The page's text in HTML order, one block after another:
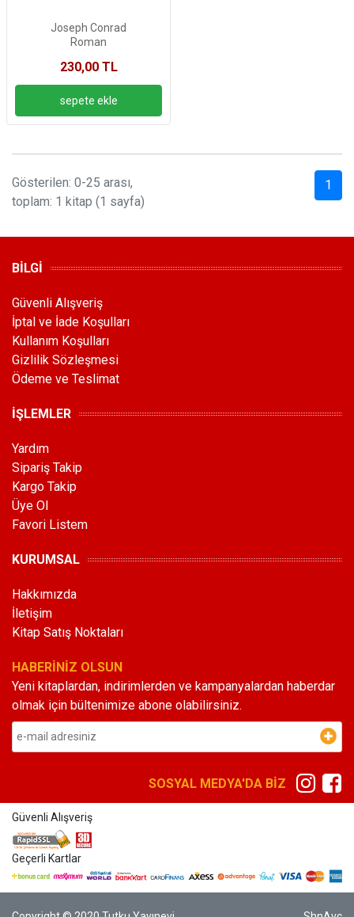
Joseph Conrad
Roman
230,00 TL
Gösterilen: 0-25 arası,
toplam: 1 kitap (1 sayfa)
1
BİLGİ
Güvenli Alışveriş
İptal ve İade Koşulları
Kullanım Koşulları
Gizlilik Sözleşmesi
Ödeme ve Teslimat
İŞLEMLER
Yardım
Sipariş Takip
Kargo Takip
Üye Ol
Favori Listem
KURUMSAL
Hakkımızda
İletişim
Kitap Satış Noktaları
HABERİNİZ OLSUN
Yeni kitaplardan, indirimlerden ve kampanyalardan haberdar
olmak için bültenimize abone olabilirsiniz.
SOSYAL MEDYA'DA BİZ
Güvenli Alışveriş
Geçerli Kartlar